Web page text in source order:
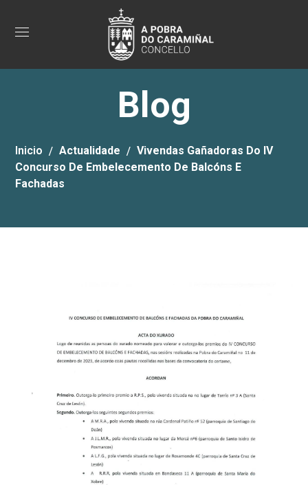
Blog
Inicio Actualidade
Vivendas Gañadoras Do IV
Concurso De Embelecemento De Balcóns E
Fachadas